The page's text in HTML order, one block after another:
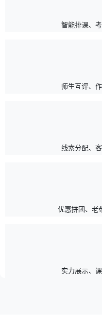
智能排课、
师生互评、
线索分配、
优惠拼团、老
实力展示、